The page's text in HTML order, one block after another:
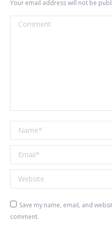
Your email address will not be
Comment
Name *
Email *
Website
Save my name, email, and
comment.